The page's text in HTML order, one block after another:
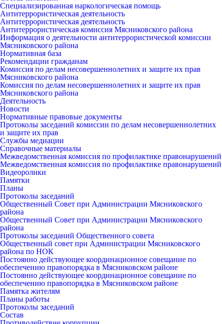
Специализированная наркологическая помощь
Антитеррористическая деятельность
Антитеррористическая деятельность
Антитеррористическая комиссия Мясниковского района
Информация о деятельности антитеррористической комиссии
Мясниковского района
Нормативная база
Рекомендации гражданам
Комиссия по делам несовершеннолетних и защите их прав
Мясниковского района
Комиссия по делам несовершеннолетних и защите их прав
Мясниковского района
Деятельность
Новости
Нормативные правовые документы
Протоколы заседаний комиссии по делам несовершеннолетних
и защите их прав
Службы медиации
Справочные материалы
Межведомственная комиссия по профилактике правонарушений
Межведомственная комиссия по профилактике правонарушений
Видеоролики
Памятки
Планы
Протоколы заседаний
Общественный Совет при Администрации Мясниковского
района
Общественный Совет при Администрации Мясниковского
района
Протоколы заседаний Общественного совета
Общественный совет при Администрации Мясниковского
района по НОК
Постоянно действующее координационное совещание по
обеспечению правопорядка в Мясниковском районе
Постоянно действующее координационное совещание по
обеспечению правопорядка в Мясниковском районе
Памятка жителям
Планы работы
Протоколы заседаний
Состав